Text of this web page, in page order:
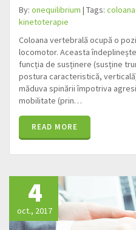
By: onequilibrium | Tags:
kinetoterapie
Coloana vertebrală ocupă o
locomotor. Aceasta
funcția de susținere (susține
postura caracteristică,
măduva spinării împotriva
mobilitate (prin…
READ MORE
4
oct., 2017